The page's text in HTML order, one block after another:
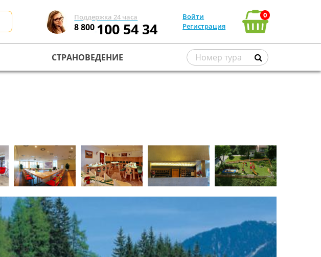
Поддержка 24 часа
8 800100 54 34
Войти
Регистрация
0
СТРАНОВЕДЕНИЕ